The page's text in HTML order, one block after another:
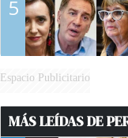
5
Espacio Publicitario
MÁS LEÍDAS DE